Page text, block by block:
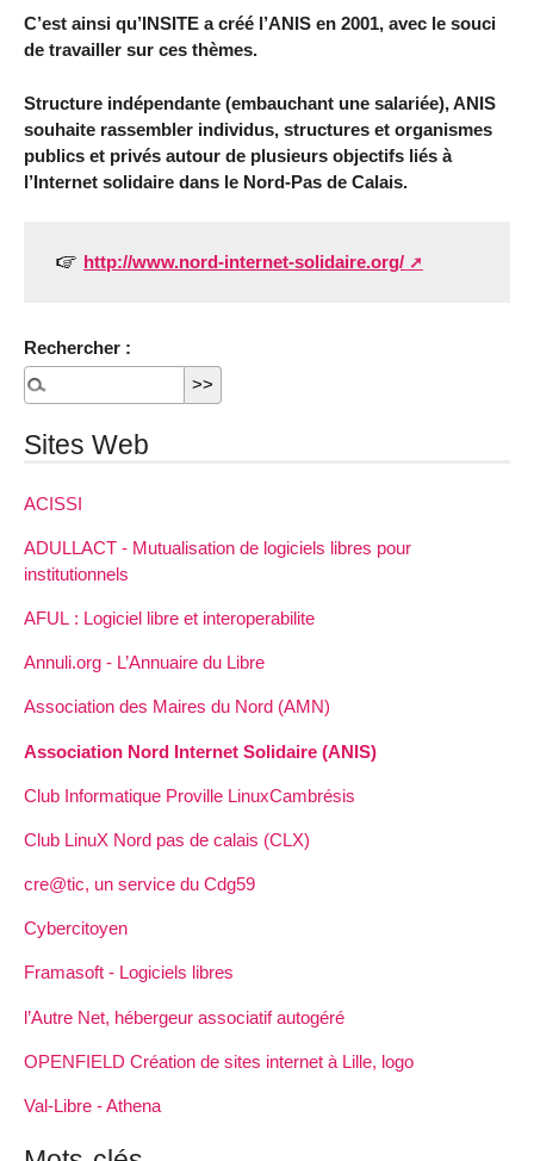
C’est ainsi qu’INSITE a créé l’ANIS en 2001, avec le souci
de travailler sur ces thèmes.
Structure indépendante (embauchant une salariée), ANIS
souhaite rassembler individus, structures et organismes
publics et privés autour de plusieurs objectifs liés à
l’Internet solidaire dans le Nord-Pas de Calais.
http://www.nord-internet-solidaire.org/
Rechercher :
Sites Web
ACISSI
ADULLACT - Mutualisation de logiciels libres pour
institutionnels
AFUL : Logiciel libre et interoperabilite
Annuli.org - L’Annuaire du Libre
Association des Maires du Nord (AMN)
Association Nord Internet Solidaire (ANIS)
Club Informatique Proville LinuxCambrésis
Club LinuX Nord pas de calais (CLX)
cre@tic, un service du Cdg59
Cybercitoyen
Framasoft - Logiciels libres
l’Autre Net, hébergeur associatif autogéré
OPENFIELD Création de sites internet à Lille, logo
Val-Libre - Athena